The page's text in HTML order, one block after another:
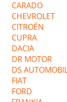
CARADO
CHEVROLET
CITROËN
CUPRA
DACIA
DR MOTOR
DS
FIAT
FORD